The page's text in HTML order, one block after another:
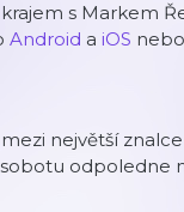
s Markem
Android a iOS
největší
odpoledne